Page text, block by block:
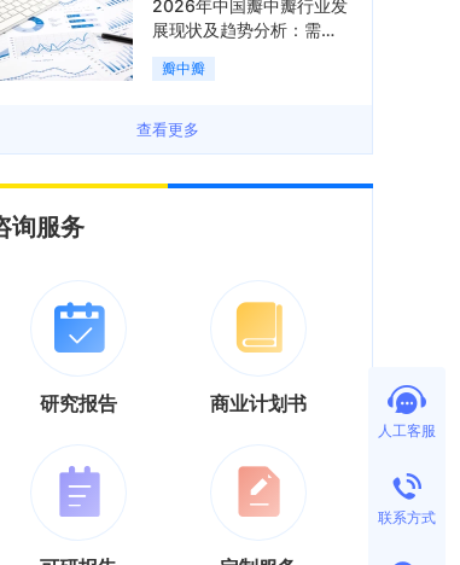
2026年中国瓣中瓣行业发
展现状及趋势分析：需求
可持续释放，市场发展前
景良好「图」
瓣中瓣
查看更多
询服务
研究报告 商业计划书
人工客服
联系方式